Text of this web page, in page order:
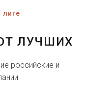
ЛУЧШИХ
российские и